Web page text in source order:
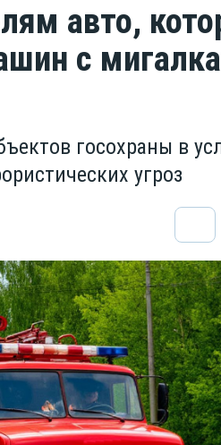
авто,
с
госохраны в
угроз